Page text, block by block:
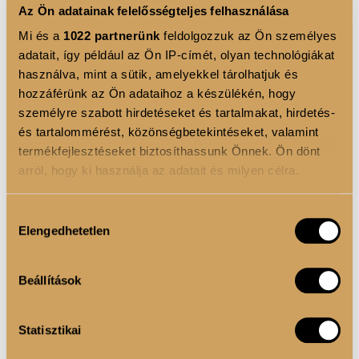
Az Ön adatainak felelősségteljes felhasználása
Mi és a 1022 partnerünk feldolgozzuk az Ön személyes
adatait, így például az Ön IP-címét, olyan technológiákat
használva, mint a sütik, amelyekkel tárolhatjuk és
hozzáférünk az Ön adataihoz a készülékén, hogy
személyre szabott hirdetéseket és tartalmakat, hirdetés-
és tartalommérést, közönségbetekintéseket, valamint
termékfejlesztéseket biztosíthassunk Önnek. Ön dönt
arról, hogy ki használja az adatait és milyen célra.
Információgyűjtés az Ön földrajzi elhelyezkedéséről
Az Ön készülékén beazonosítása annak konkrét
tulajdonságainak (ujjlenyomat) aktív ellenőrzésével
módjairól és adja meg preferenciáit a
kiválasztása
Elengedhetetlen
Beállítások
Statisztikai
aminosav, amely szervezetünk számos fehérjéjének
fontos építőeleme. Különösen nagy mennyiségben
van jelen azemésztőrendszerés azimmunrendszer
sejtjeiben. Bevitellel hozzájárulhatunk a szervezet
aminosav ellátásához.
Ez az italpor nemcsak igazán hatékony, hanem
gyümölcsösen üde és finom, így könnyedén
beilleszthető a napi étrendbe. Hozzáadott
bűntudat nélkül élvezheted az édes ízt, miközben
hatékonysággal!